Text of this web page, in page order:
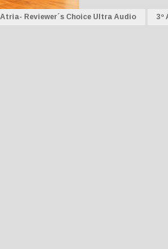
Reviewer´s Choice Ultra Audio 3º